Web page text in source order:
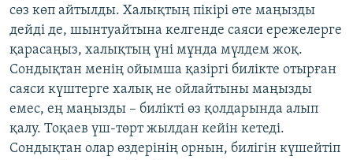
сөз көп айтылды. Халықтың пікірі өте маңызды
дейді де, шынтуайтына келгенде саяси ережелерге
қарасаңыз, халықтың үні мұнда мүлдем жоқ.
Сондықтан менің ойымша қазіргі билікте отырған
саяси күштерге халық не ойлайтыны маңызды
емес, ең маңызды – билікті өз қолдарында алып
қалу. Тоқаев үш-төрт жылдан кейін кетеді.
Сондықтан олар өздерінің орнын, билігін күшейтіп